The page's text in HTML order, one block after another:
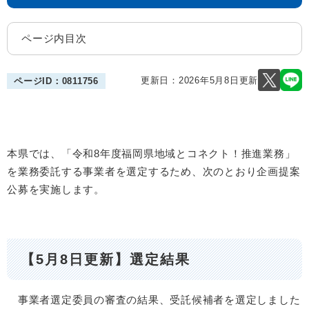
ページ内目次
ページID：0811756 更新日：2026年5月8日更新
本県では、「令和8年度福岡県地域とコネクト！推進業務」
を業務委託する事業者を選定するため、次のとおり企画提案
公募を実施します。
【5月8日更新】選定結果
事業者選定委員の審査の結果、受託候補者を選定しました